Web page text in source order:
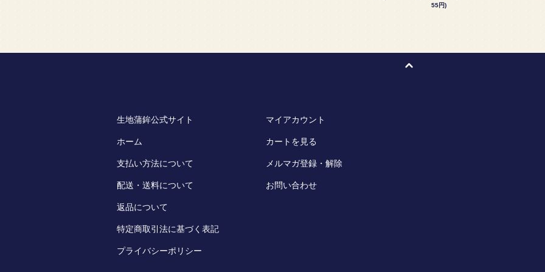
55円)
生地蒲鉾公式サイト
ホーム
支払い方法について
配送・送料について
返品について
特定商取引法に基づく表記
プライバシーポリシー
マイアカウント
カートを見る
メルマガ登録・解除
お問い合わせ